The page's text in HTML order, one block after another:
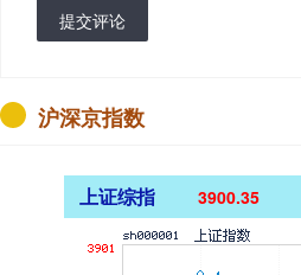
提交评论
沪深京指数
上证综指 3900.35